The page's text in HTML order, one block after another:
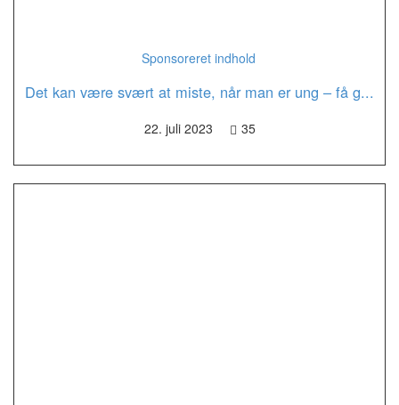
Sponsoreret indhold
Det kan være svært at miste, når man er ung – få g...
22. juli 2023 35